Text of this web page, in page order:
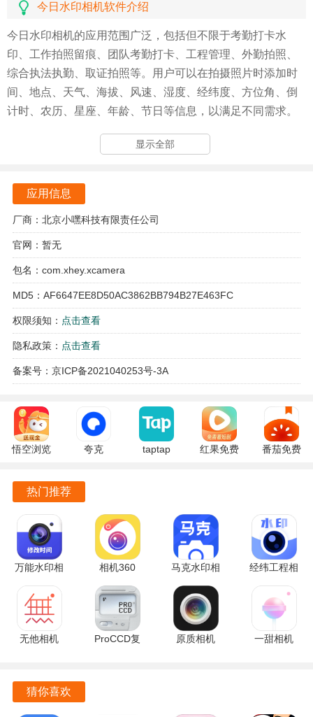
今日水印相机软件介绍
今日水印相机的应用范围广泛，包括但不限于考勤打卡水
印、工作拍照留痕、团队考勤打卡、工程管理、外勤拍照、
综合执法执勤、取证拍照等。用户可以在拍摄照片时添加时
间、地点、天气、海拔、风速、湿度、经纬度、方位角、倒
计时、农历、星座、年龄、节日等信息，以满足不同需求。
记录水印等特色功能，为用户提供更多选择。
今日水印相机最新版亮点
104204602）与其他用户交流，也可以通过客服邮箱
（alan@sway.video）与客服联系。
无论是需要记录工作情况、团队考勤情况，还是拍摄证据、
管理工程项目，今日水印相机都能满足用户的需求。
用户可以随时随地方便快捷地添加水印信息，提高工作效率
和便捷性。
今日水印相机功能描述
今日水印相机是一款功能丰富、易于操作的相机应用，为用
户提供了多种水印功能，满足不同场景下的需求。
用户可以通过添加水印信息，记录工作、生活中的重要时
希望更多用户能够体验的便捷和乐趣。
显示全部
应用信息
厂商：北京小嘿科技有限责任公司
官网：暂无
包名：com.xhey.xcamera
MD5：AF6647EE8D50AC3862BB794B27E463FC
权限须知： 点击查看
隐私政策： 点击查看
备案号：京ICP备2021040253号-3A
悟空浏览
安卓版
夸克
官方正版
taptap
红果免费
番茄免费
热门推荐
万能水印相
机打卡
3.1.5 安卓
版
相机360
9.9.59 最新
版
马克水印相
机 15.9.1
官方版
经纬工程相
机 2.3.0 官
方版
无他相机
ProCCD复
原质相机
一甜相机
猜你喜欢